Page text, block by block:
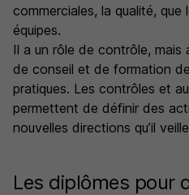
commerciales, la qualité, que
équipes.
Il a un rôle de contrôle, mais
de conseil et de formation
pratiques. Les contrôles et
permettent de définir des
nouvelles directions qu’il
Les diplômes pour